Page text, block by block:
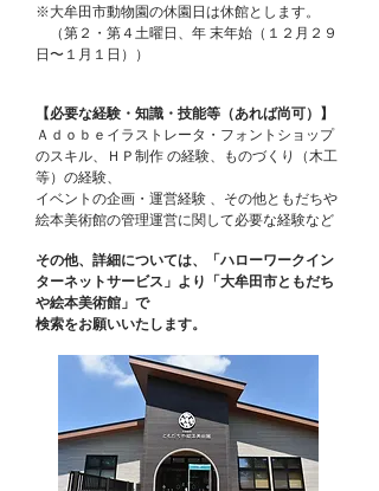
※大牟田市動物園の休園日は休館とします。
（第２・第４土曜日、年 末年始（１２月２９
日〜１月１日））
【必要な経験・知識・技能等（あれば尚可）】
Ａｄｏｂｅイラストレータ・フォントショップ
のスキル、ＨＰ制作 の経験、ものづくり（木工
等）の経験、
イベントの企画・運営経験 、その他ともだちや
絵本美術館の管理運営に関して必要な経験など
その他、詳細については、「ハローワークイン
ターネットサービス」より「大牟田市ともだち
や絵本美術館」で
検索をお願いいたします。